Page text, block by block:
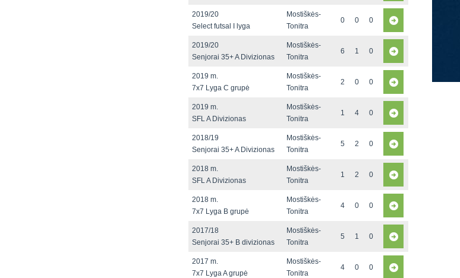
2019/20
Select futsal I lyga
Mostiškės-
Tonitra
0 0 0
2019/20
Senjorai 35+ A Divizionas
Mostiškės-
Tonitra
6 1 0
2019 m.
7x7 Lyga C grupė
Mostiškės-
Tonitra
2 0 0
2019 m.
SFL A Divizionas
Mostiškės-
Tonitra
1 4 0
2018/19
Senjorai 35+ A Divizionas
Mostiškės-
Tonitra
5 2 0
2018 m.
SFL A Divizionas
Mostiškės-
Tonitra
1 2 0
2018 m.
7x7 Lyga B grupė
Mostiškės-
Tonitra
4 0 0
2017/18
Senjorai 35+ B divizionas
Mostiškės-
Tonitra
5 1 0
2017 m.
7x7 Lyga A grupė
Mostiškės-
Tonitra
4 0 0